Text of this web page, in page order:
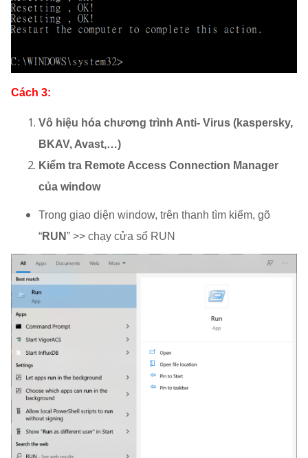
Cách 3:
Vô hiệu hóa chương trình Anti- Virus (kaspersky,
BKAV, Avast,…)
Kiểm tra Remote Access Connection Manager
của window
Trong giao diện window, trên thanh tìm kiếm, gõ
“RUN” >> chạy cửa sổ RUN